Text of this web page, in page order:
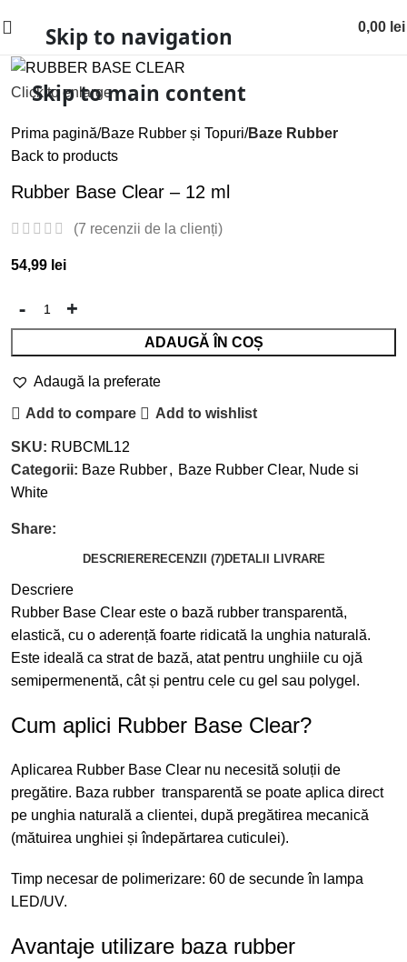
Skip to navigation
Skip to main content
0,00 lei
Click to enlarge
Prima pagină Baze Rubber și Topuri Baze Rubber
Back to products
Rubber Base Clear – 12 ml
(7 recenzii de la clienți)
54,99 lei
ADAUGĂ ÎN COȘ
Adaugă la preferate
Add to compare Add to wishlist
SKU: RUBCML12
Categorii: Baze Rubber, Baze Rubber Clear, Nude si
White
Share:
DESCRIERERECENZII (7)DETALII LIVRARE
Descriere
Rubber Base Clear este o bază rubber transparentă,
elastică, cu o aderență foarte ridicată la unghia naturală.
Este ideală ca strat de bază, atat pentru unghiile cu ojă
semipermenentă, cât și pentru cele cu gel sau polygel.
Cum aplici Rubber Base Clear?
Aplicarea Rubber Base Clear nu necesită soluții de
pregătire. Baza rubber transparentă se poate aplica direct
pe unghia naturală a clientei, după pregătirea mecanică
(mătuirea unghiei și îndepărtarea cuticulei).
Timp necesar de polimerizare: 60 de secunde în lampa
LED/UV.
Avantaje utilizare baza rubber